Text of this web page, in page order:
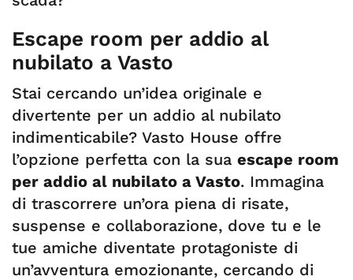
Escape room per addio al
nubilato a Vasto
Stai cercando un’idea originale e
divertente per un addio al nubilato
indimenticabile? Vasto House offre
l’opzione perfetta con la sua escape room
per addio al nubilato a Vasto. Immagina
di trascorrere un’ora piena di risate,
suspense e collaborazione, dove tu e le
tue amiche diventate protagoniste di
un’avventura emozionante, cercando di